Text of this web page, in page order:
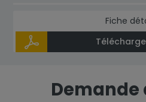
Fiche
Demande